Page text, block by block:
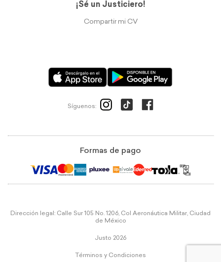
¡Sé un Justiciero!
Compartir mi CV
Síguenos:
Formas de pago
Dirección legal: Calle Sur 105 No. 1206, Col Aeronáutica Militar, Ciudad
de México
Justo 2026
Términos y Condiciones